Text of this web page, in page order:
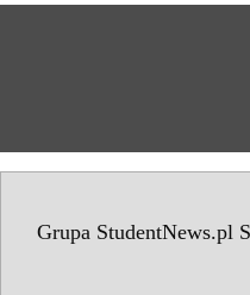
Grupa StudentNews.pl